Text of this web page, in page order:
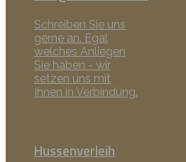
Schreiben Sie uns
gerne an. Egal
welches Anliegen
Sie haben - wir
setzen uns mit
Ihnen in Verbindung.
Hussenverleih